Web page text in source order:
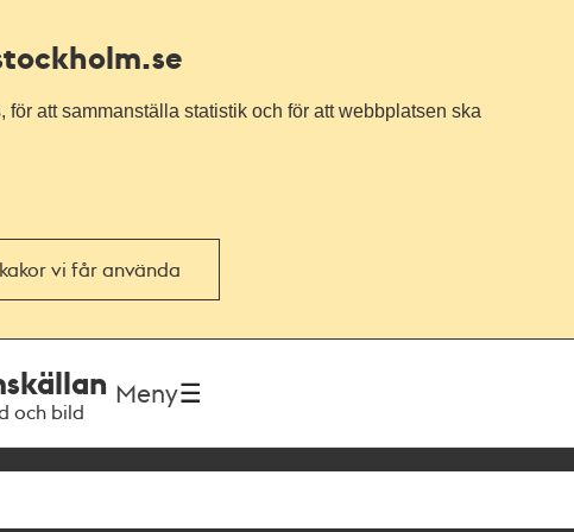
att sammanställa statistik och för att webbplatsen ska
vi får använda
och bild
Meny